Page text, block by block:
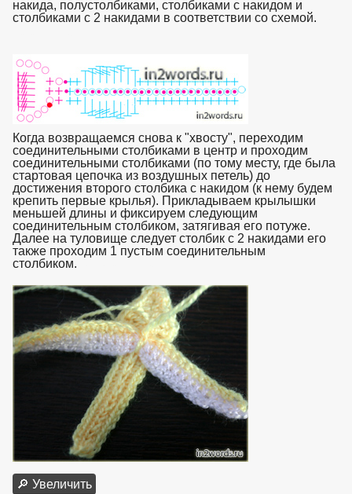
накида, полустолбиками, столбиками с накидом и
столбиками с 2 накидами в соответствии со схемой.
Когда возвращаемся снова к "хвосту", переходим
соединительными столбиками в центр и проходим
соединительными столбиками (по тому месту, где была
стартовая цепочка из воздушных петель) до
достижения второго столбика с накидом (к нему будем
крепить первые крылья). Прикладываем крылышки
меньшей длины и фиксируем следующим
соединительным столбиком, затягивая его потуже.
Далее на туловище следует столбик с 2 накидами его
также проходим 1 пустым соединительным
столбиком.
🔎 Увеличить